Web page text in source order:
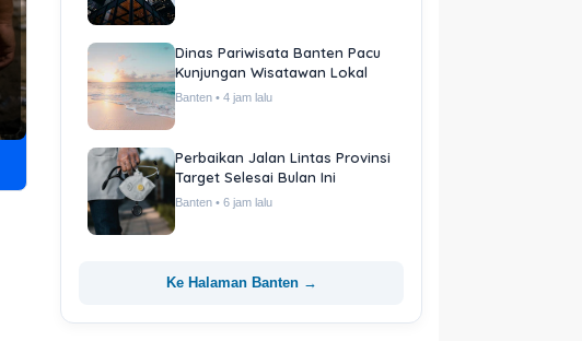
Dinas Pariwisata Banten Pacu
Kunjungan Wisatawan Lokal
Banten • 4 jam lalu
Perbaikan Jalan Lintas Provinsi
Target Selesai Bulan Ini
Banten • 6 jam lalu
Ke Halaman Banten →